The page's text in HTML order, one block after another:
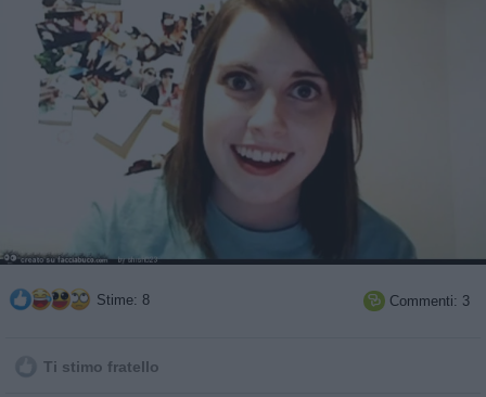
Stime: 8  Commenti: 3
Ti stimo fratello